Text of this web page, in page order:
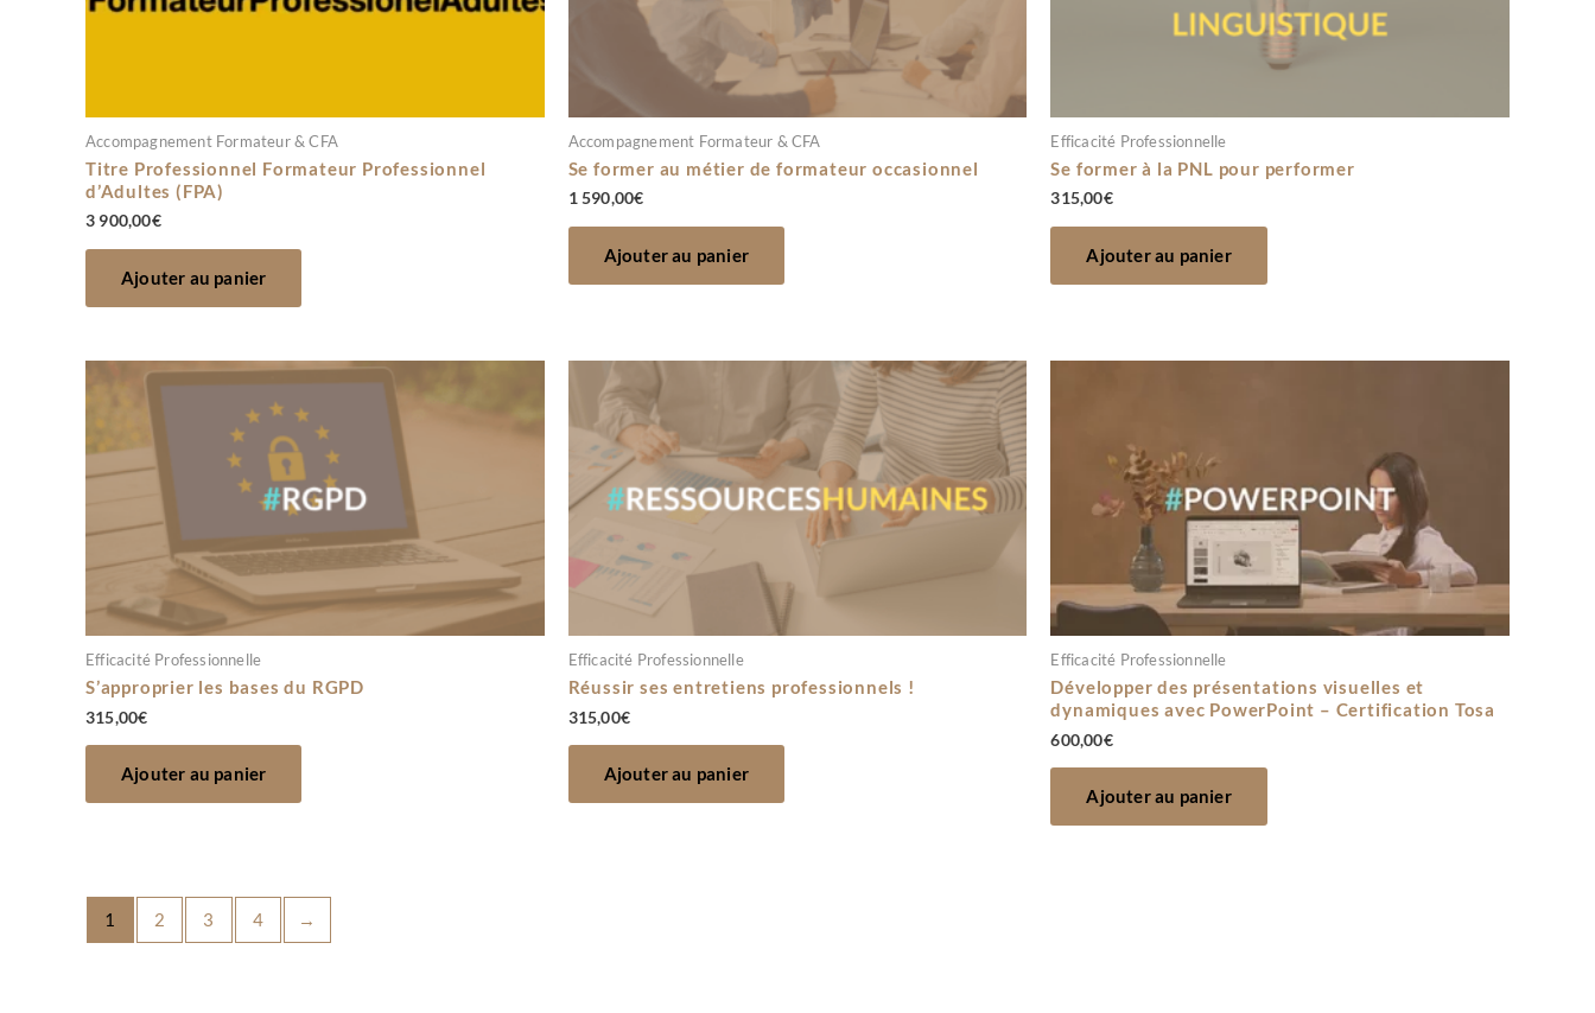
Accompagnement Formateur & CFA
Titre Professionnel Formateur Professionnel
d’Adultes (FPA)
3 900,00€
Ajouter au panier
Accompagnement Formateur & CFA
Se former au métier de formateur occasionnel
1 590,00€
Ajouter au panier
Efficacité Professionnelle
Se former à la PNL pour performer
315,00€
Ajouter au panier
Efficacité Professionnelle
S’approprier les bases du RGPD
315,00€
Ajouter au panier
Efficacité Professionnelle
Réussir ses entretiens professionnels !
315,00€
Ajouter au panier
Efficacité Professionnelle
Développer des présentations visuelles et
dynamiques avec PowerPoint – Certification Tosa
600,00€
Ajouter au panier
1 2 3 4 →